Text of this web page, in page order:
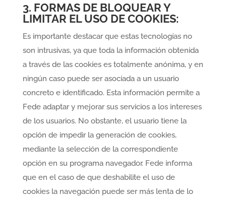
3. FORMAS DE BLOQUEAR Y
LIMITAR EL USO DE COOKIES:
Es importante destacar que estas tecnologías no
son intrusivas, ya que toda la información obtenida
a través de las cookies es totalmente anónima, y en
ningún caso puede ser asociada a un usuario
concreto e identificado. Esta información permite a
Fede adaptar y mejorar sus servicios a los intereses
de los usuarios. No obstante, el usuario tiene la
opción de impedir la generación de cookies,
mediante la selección de la correspondiente
opción en su programa navegador. Fede informa
que en el caso de que deshabilite el uso de
cookies la navegación puede ser más lenta de lo